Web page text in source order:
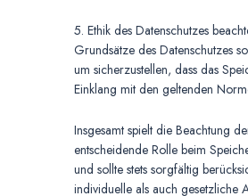
5. Ethik des Datenschutzes
Grundsätze des Datenschutzes
um sicherzustellen, dass das
Einklang mit den geltenden
Insgesamt spielt die Beachtung
entscheidende Rolle beim
und sollte stets sorgfältig
individuelle als auch gesetzliche